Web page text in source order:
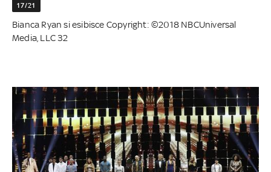
17/21
Bianca Ryan si esibisce Copyright: ©2018 NBCUniversal
Media, LLC 32